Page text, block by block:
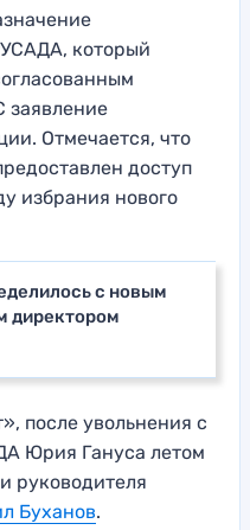
который
заявление
Отмечается, что
доступ
избрания нового
с новым
директором
после увольнения с
Юрия Гануса летом
руководителя
Буханов.